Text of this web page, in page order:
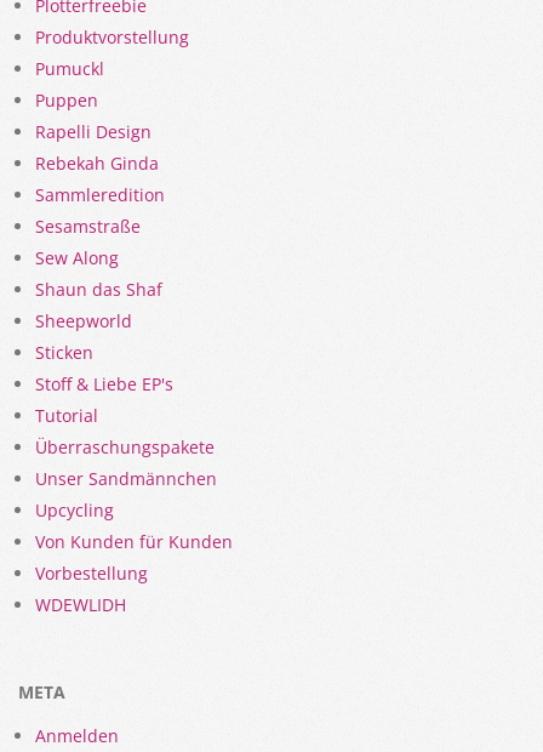
Plotterfreebie
Produktvorstellung
Pumuckl
Puppen
Rapelli Design
Rebekah Ginda
Sammleredition
Sesamstraße
Sew Along
Shaun das Shaf
Sheepworld
Sticken
Stoff & Liebe EP's
Tutorial
Überraschungspakete
Unser Sandmännchen
Upcycling
Von Kunden für Kunden
Vorbestellung
WDEWLIDH
META
Anmelden